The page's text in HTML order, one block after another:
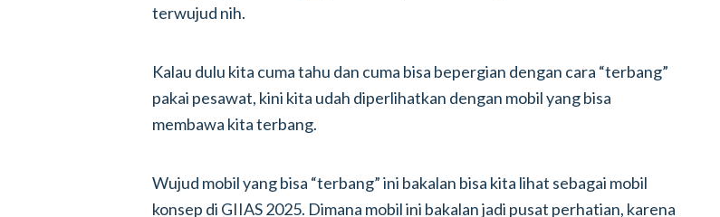
terwujud nih.
Kalau dulu kita cuma tahu dan cuma bisa bepergian dengan cara “terbang”
pakai pesawat, kini kita udah diperlihatkan dengan mobil yang bisa
membawa kita terbang.
Wujud mobil yang bisa “terbang” ini bakalan bisa kita lihat sebagai mobil
konsep di GIIAS 2025. Dimana mobil ini bakalan jadi pusat perhatian, karena